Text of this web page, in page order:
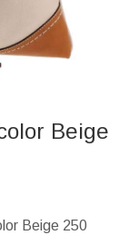
Beige
Beige 250